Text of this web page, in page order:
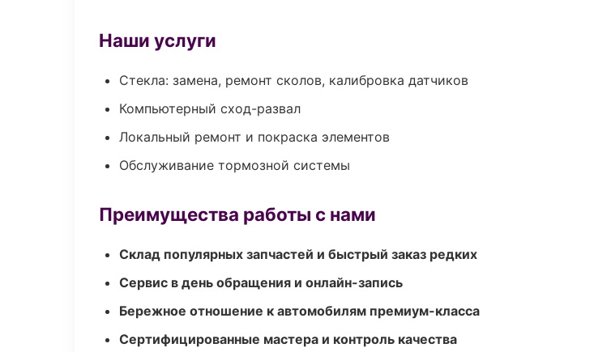
Наши услуги
Стекла: замена, ремонт сколов, калибровка датчиков
Компьютерный сход-развал
Локальный ремонт и покраска элементов
Обслуживание тормозной системы
Преимущества работы с нами
Склад популярных запчастей и быстрый заказ редких
Сервис в день обращения и онлайн-запись
Бережное отношение к автомобилям премиум-класса
Сертифицированные мастера и контроль качества